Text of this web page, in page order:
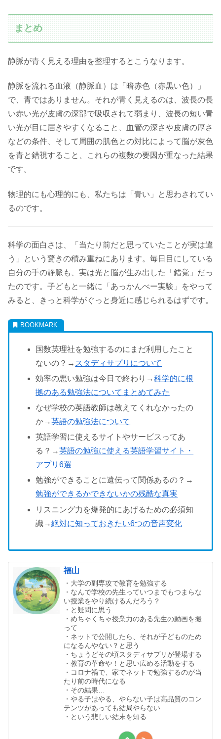
まとめ
静脈が青く見える理由を整理するとこうなります。
静脈を流れる血液（静脈血）は「暗赤色（赤黒い色）」
で、青ではありません。それが青く見えるのは、波長の長
い赤い光が皮膚の深部で吸収されて弱まり、波長の短い青
い光が目に届きやすくなること、血管の深さや皮膚の厚さ
などの条件、そして周囲の肌色との対比によって脳が灰色
を青と錯視すること、これらの複数の要因が重なった結果
です。
物理的にも心理的にも、私たちは「青い」と思わされてい
るのです。
科学の面白さは、「当たり前だと思っていたことが実は違
う」という驚きの積み重ねにあります。毎日目にしている
自分の手の静脈も、実は光と脳が生み出した「錯覚」だっ
たのです。子どもと一緒に「あっかんべー実験」をやって
みると、きっと科学がぐっと身近に感じられるはずです。
国数英理社を勉強するのにまだ利用したこと
ないの？→ スタディサプリについて
効率の悪い勉強は今日で終わり→科学的に根
拠のある勉強法についてまとめてみた
なぜ学校の英語教師は教えてくれなかったの
か→英語の勉強法について
英語学習に使えるサイトやサービスってあ
る？→英語の勉強に使える英語学習サイト・
アプリ6選
勉強ができることに遺伝って関係あるの？→
勉強ができるかできないかの残酷な真実
リスニング力を爆発的にあげるための必須知
識→絶対に知っておきたい6つの音声変化
福山
・大学の副専攻で教育を勉強する
・なんで学校の先生っていつまでもつまらな
い授業をやり続けるんだろう？
・と疑問に思う
・めちゃくちゃ授業力のある先生の動画を撮
って
・ネットで公開したら、それが子どものため
になるんやない？と思う
・ちょうどその頃スタディサプリが登場する
・教育の革命や！と思い広める活動をする
・コロナ禍で、家でネットで勉強するのが当
たり前の時代になる
・その結果…
・やる子はやる、やらない子は高品質のコン
テンツがあっても結局やらない
・という悲しい結末を知る